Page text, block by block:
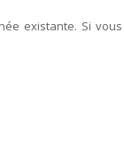
existante. Si